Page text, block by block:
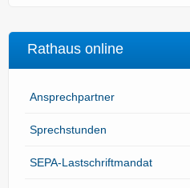
Rathaus online
Ansprechpartner
Sprechstunden
SEPA-Lastschriftmandat